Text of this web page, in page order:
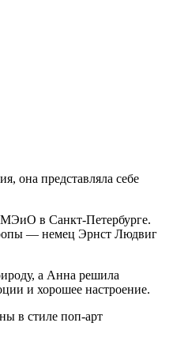
она представляла себе
в Санкт-Петербурге.
— немец Эрнст Людвиг
а Анна решила
и хорошее настроение.
в стиле поп-арт